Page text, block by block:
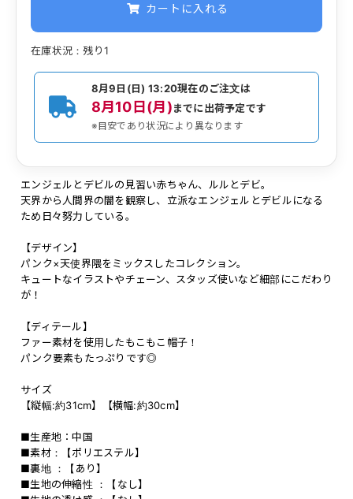
カートに入れる
在庫状況：残り1
8月9日(日) 13:20現在のご注文は
8月10日(月)までに出荷予定です
※目安であり状況により異なります
エンジェルとデビルの見習い赤ちゃん、ルルとデビ。
天界から人間界の闇を観察し、立派なエンジェルとデビルになる
ため日々努力している。
【デザイン】
パンク×天使界隈をミックスしたコレクション。
キュートなイラストやチェーン、スタッズ使いなど細部にこだわり
が！
【ディテール】
ファー素材を使用したもこもこ帽子！
パンク要素もたっぷりです◎
サイズ
【縦幅:約31cm】【横幅:約30cm】
■生産地：中国
■素材：【ポリエステル】
■裏地 ：【あり】
■生地の伸縮性 ：【なし】